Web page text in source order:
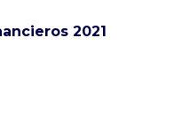
2021